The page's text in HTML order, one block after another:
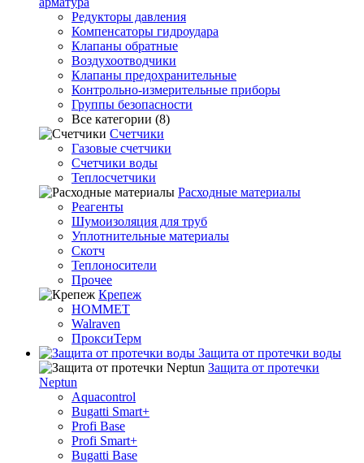
Редукторы давления
Компенсаторы гидроудара
Клапаны обратные
Воздухоотводчики
Клапаны предохранительные
Контрольно-измерительные приборы
Группы безопасности
Все категории (8)
Счетчики
Газовые счетчики
Счетчики воды
Теплосчетчики
Расходные материалы
Реагенты
Шумоизоляция для труб
Уплотнительные материалы
Скотч
Теплоносители
Прочее
Крепеж
HOMMET
Walraven
ПроксиТерм
Защита от протечки воды
Защита от протечки
Neptun
Aquacontrol
Bugatti Smart+
Profi Base
Profi Smart+
Bugatti Base